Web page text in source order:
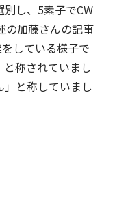
し、5素子でCW
の加藤さんの記事
している様子で
称されていまし
」と称していまし